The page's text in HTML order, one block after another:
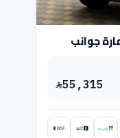
55,315